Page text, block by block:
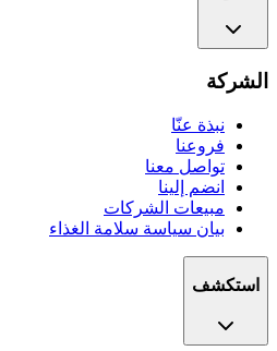
الشركة
نبذة عنّا
فروعنا
تواصل معنا
انضم إلينا
مبيعات الشركات
بيان سياسة سلامة الغذاء
استكشف